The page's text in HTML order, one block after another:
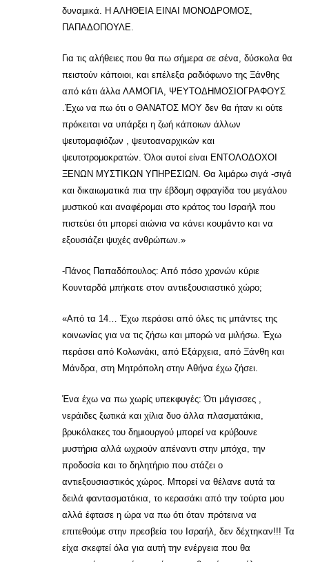
δυναμικά. Η ΑΛΗΘΕΙΑ ΕΙΝΑΙ ΜΟΝΟΔΡΟΜΟΣ,
ΠΑΠΑΔΟΠΟΥΛΕ.
Για τις αλήθειες που θα πω σήμερα σε σένα, δύσκολα θα
πειστούν κάποιοι, και επέλεξα ραδιόφωνο της Ξάνθης
από κάτι άλλα ΛΑΜΟΓΙΑ, ΨΕΥΤΟΔΗΜΟΣΙΟΓΡΑΦΟΥΣ
.Έχω να πω ότι ο ΘΑΝΑΤΟΣ ΜΟΥ δεν θα ήταν κι ούτε
πρόκειται να υπάρξει η ζωή κάποιων άλλων
ψευτομαφιόζων , ψευτοαναρχικών και
ψευτοτρομοκρατών. Όλοι αυτοί είναι ΕΝΤΟΛΟΔΟΧΟΙ
ΞΕΝΩΝ ΜΥΣΤΙΚΩΝ ΥΠΗΡΕΣΙΩΝ. Θα λιμάρω σιγά -σιγά
και δικαιωματικά πια την έβδομη σφραγίδα του μεγάλου
μυστικού και αναφέρομαι στο κράτος του Ισραήλ που
πιστεύει ότι μπορεί αιώνια να κάνει κουμάντο και να
εξουσιάζει ψυχές ανθρώπων.»
-Πάνος Παπαδόπουλος: Από πόσο χρονών κύριε
Κουνταρδά μπήκατε στον αντιεξουσιαστικό χώρο;
«Από τα 14… Έχω περάσει από όλες τις μπάντες της
κοινωνίας για να τις ζήσω και μπορώ να μιλήσω. Έχω
περάσει από Κολωνάκι, από Εξάρχεια, από Ξάνθη και
Μάνδρα, στη Μητρόπολη στην Αθήνα έχω ζήσει.
Ένα έχω να πω χωρίς υπεκφυγές: Ότι μάγισσες ,
νεράιδες ξωτικά και χίλια δυο άλλα πλασματάκια,
βρυκόλακες του δημιουργού μπορεί να κρύβουνε
μυστήρια αλλά ωχριούν απέναντι στην μπόχα, την
προδοσία και το δηλητήριο που στάζει ο
αντιεξουσιαστικός χώρος. Μπορεί να θέλανε αυτά τα
δειλά φαντασματάκια, το κερασάκι από την τούρτα μου
αλλά έφτασε η ώρα να πω ότι όταν πρότεινα να
επιτεθούμε στην πρεσβεία του Ισραήλ, δεν δέχτηκαν!!! Τα
είχα σκεφτεί όλα για αυτή την ενέργεια που θα